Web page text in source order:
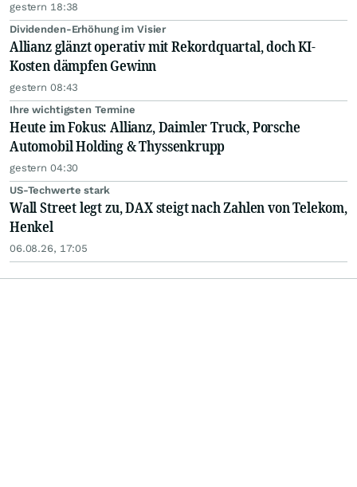
gestern 18:38
Dividenden-Erhöhung im Visier
Allianz glänzt operativ mit Rekordquartal, doch KI-
Kosten dämpfen Gewinn
gestern 08:43
Ihre wichtigsten Termine
Heute im Fokus: Allianz, Daimler Truck, Porsche
Automobil Holding & Thyssenkrupp
gestern 04:30
US-Techwerte stark
Wall Street legt zu, DAX steigt nach Zahlen von Telekom,
Henkel
06.08.26, 17:05